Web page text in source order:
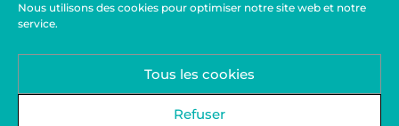
Nous utilisons des cookies pour optimiser notre site web et notre
service.
Tous les cookies
Refuser